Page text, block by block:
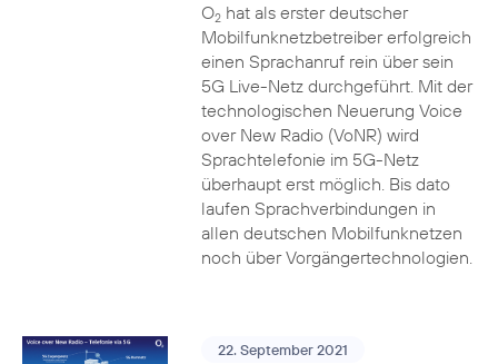
O2hat als erster deutscher
Mobilfunknetzbetreiber erfolgreich
einen Sprachanruf rein über sein
5G Live-Netz durchgeführt. Mit der
technologischen Neuerung Voice
over New Radio (VoNR) wird
Sprachtelefonie im 5G-Netz
überhaupt erst möglich. Bis dato
laufen Sprachverbindungen in
allen deutschen Mobilfunknetzen
noch über Vorgängertechnologien.
22. September 2021